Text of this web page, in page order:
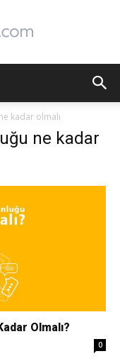
kadar olmalı
ne kadar
Olmalı?
0